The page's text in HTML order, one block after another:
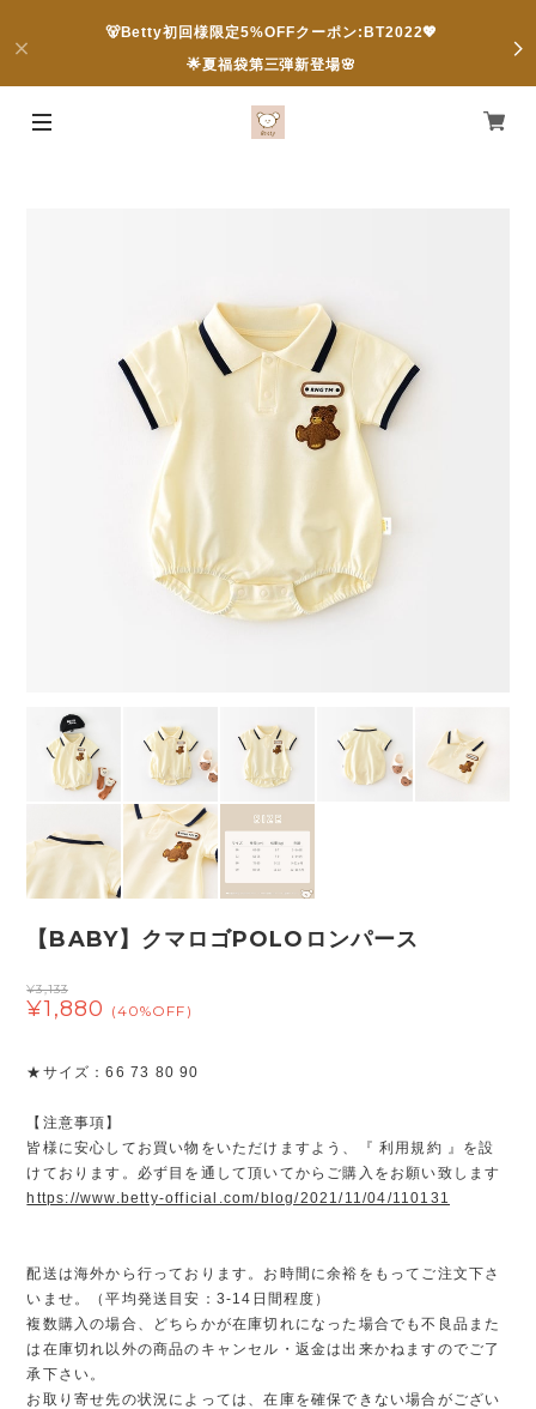
🐻Betty初回様限定5%OFFクーポン:BT2022💖
🌟夏福袋第三弾新登場🌸
【BABY】クマロゴPOLOロンパース
¥3,133
¥1,880 (40%OFF)
★サイズ：66 73 80 90
【注意事項】
皆様に安心してお買い物をいただけますよう、『 利用規約 』を設
けております。必ず目を通して頂いてからご購入をお願い致します
https://www.betty-official.com/blog/2021/11/04/110131
配送は海外から行っております。お時間に余裕をもってご注文下さ
いませ。（平均発送目安：3-14日間程度）
複数購入の場合、どちらかが在庫切れになった場合でも不良品また
は在庫切れ以外の商品のキャンセル・返金は出来かねますのでご了
承下さい。
お取り寄せ先の状況によっては、在庫を確保できない場合がござい